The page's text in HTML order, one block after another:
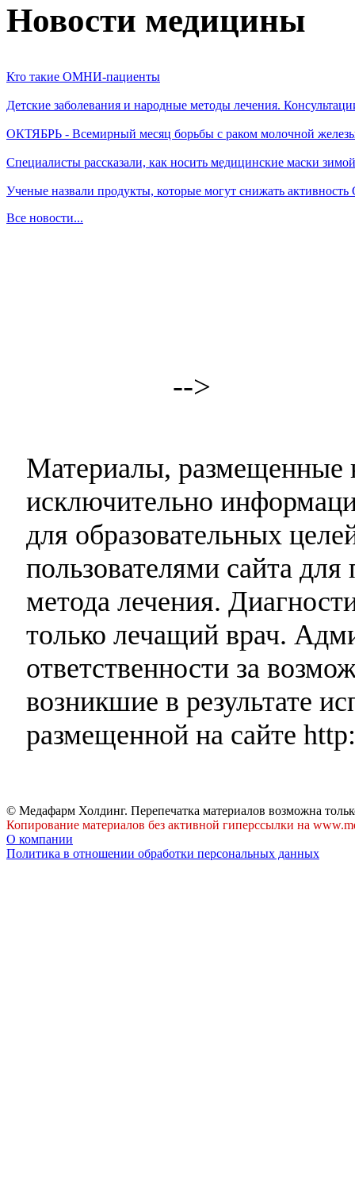
Новости медицины
Кто такие ОМНИ-пациенты
Детские заболевания и народные методы лечения.
ОКТЯБРЬ - Всемирный месяц борьбы с раком молочной
Специалисты рассказали, как носить медицинские маски зимой
Ученые назвали продукты, которые могут снижать
Все новости...
-->
Материалы, размещенные
исключительно
для образовательных
пользователями сайта
метода лечения.
только лечащий врач.
ответственности за
возникшие в результате
размещенной на сайте
© Медафарм Холдинг. Перепечатка материалов возможна
Копирование материалов без активной гиперссылки на
О компании
Политика в отношении обработки персональных данных